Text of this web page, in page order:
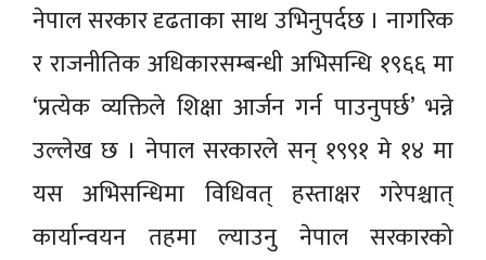
नेपाल सरकार दृढताका साथ उभिनुपर्दछ । नागरिक
र राजनीतिक अधिकारसम्बन्धी अभिसन्धि १९६६ मा
‘प्रत्येक व्यक्तिले शिक्षा आर्जन गर्न पाउनुपर्छ’ भन्ने
उल्लेख छ । नेपाल सरकारले सन् १९९१ मे १४ मा
यस अभिसन्धिमा विधिवत् हस्ताक्षर गरेपश्चात्
कार्यान्वयन तहमा ल्याउनु नेपाल सरकारको